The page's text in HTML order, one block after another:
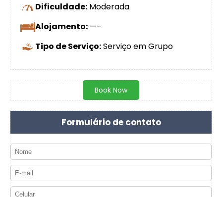
Dificuldade: Moderada
Alojamento: —–
Tipo de Serviço:Serviço em Grupo
Book Now
Formulário de contato